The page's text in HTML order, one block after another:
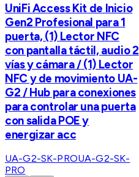
UniFi Access Kit de Inicio
Gen2 Profesional para 1
puerta, (1) Lector NFC
con pantalla táctil, audio 2
vías y cámara / (1) Lector
NFC y de movimiento UA-
G2 / Hub para conexiones
para controlar una puerta
con salida POE y
energizar acc
UA-G2-SK-PROUA-G2-SK-
PRO